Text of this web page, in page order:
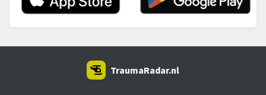
TraumaRadar.nl